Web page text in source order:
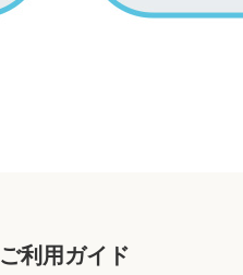
ご利用ガイド